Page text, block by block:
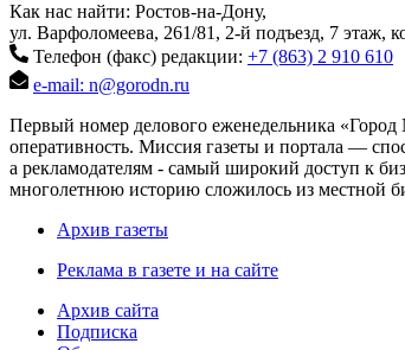
Как нас найти: Ростов-на-Дону,
ул. Варфоломеева, 261/81, 2-й подъезд, 7 этаж,
Телефон (факс) редакции: +7 (863) 2 910 610
e-mail: n@gorodn.ru
Первый номер делового еженедельника
оперативность. Миссия газеты и портала —
а рекламодателям - самый широкий доступ к
многолетнюю историю сложилось из местной
Архив газеты
Реклама в газете и на сайте
Архив сайта
Подписка